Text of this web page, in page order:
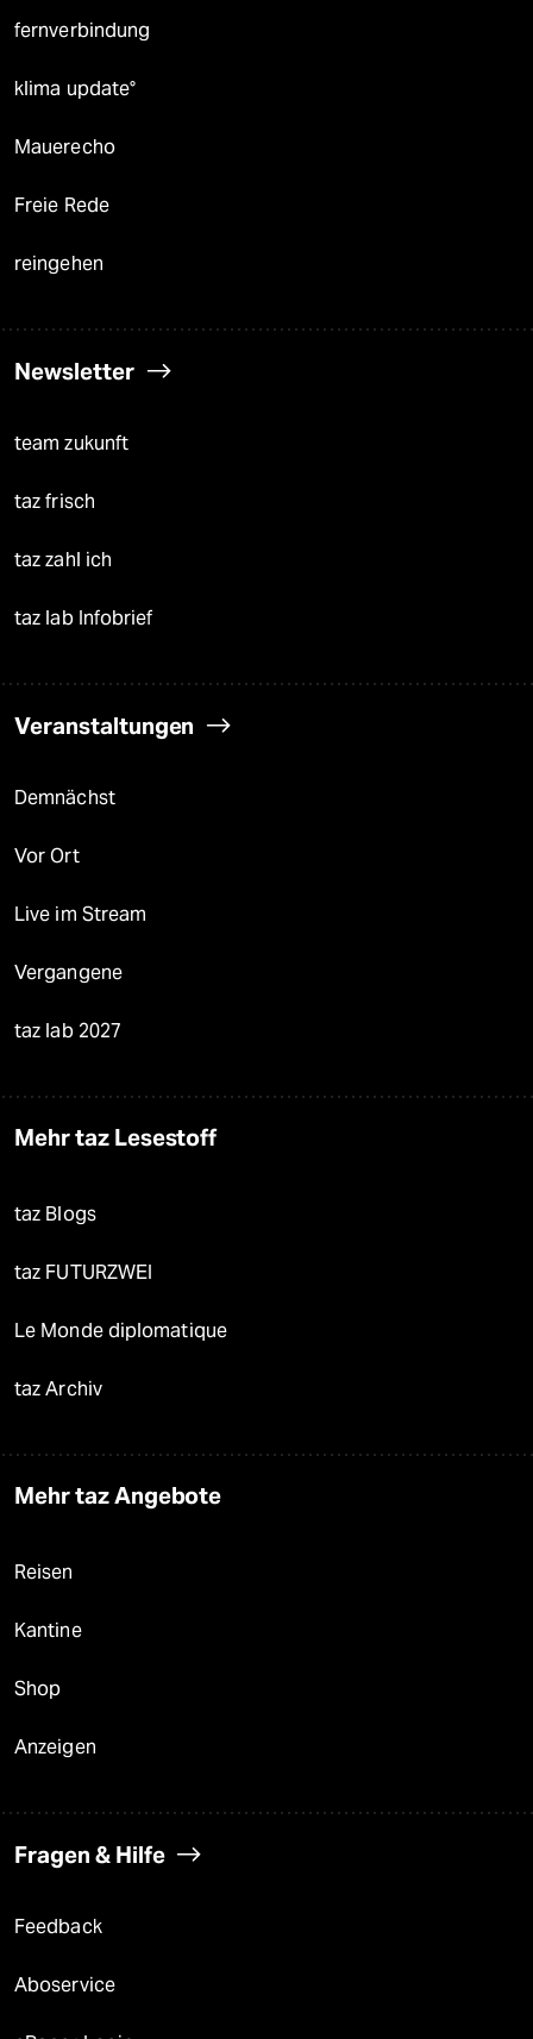
fernverbindung
klima update°
Mauerecho
Freie Rede
reingehen
Newsletter
team zukunft
taz frisch
taz zahl ich
taz lab Infobrief
Veranstaltungen
Demnächst
Vor Ort
Live im Stream
Vergangene
taz lab 2027
Mehr taz Lesestoff
taz Blogs
taz FUTURZWEI
Le Monde diplomatique
taz Archiv
Mehr taz Angebote
Reisen
Kantine
Shop
Anzeigen
Fragen & Hilfe
Feedback
Aboservice